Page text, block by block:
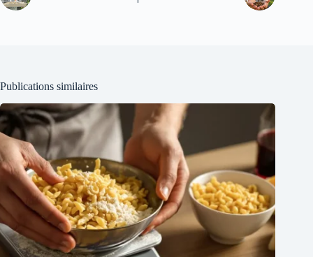
Publications similaires